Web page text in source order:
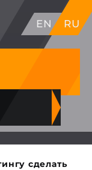
EN RU
сделать